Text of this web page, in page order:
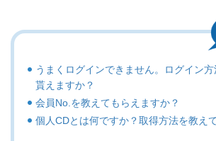
うまくログインできません。ログイン
貰えますか？
会員No.を教えてもらえますか？
個人CDとは何ですか？取得方法を教え